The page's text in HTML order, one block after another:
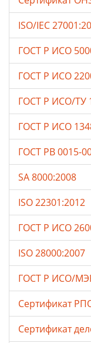
ISO/IEC
ГОСТ Р ИСО
ГОСТ Р ИСО
ГОСТ Р ИСО/ТУ
ГОСТ Р ИСО
ГОСТ РВ 0015-
SA 8000:2008
ISO 22301:2012
ГОСТ Р ИСО
ISO 28000:2007
ГОСТ Р ИСО/
Сертификат
Сертификат